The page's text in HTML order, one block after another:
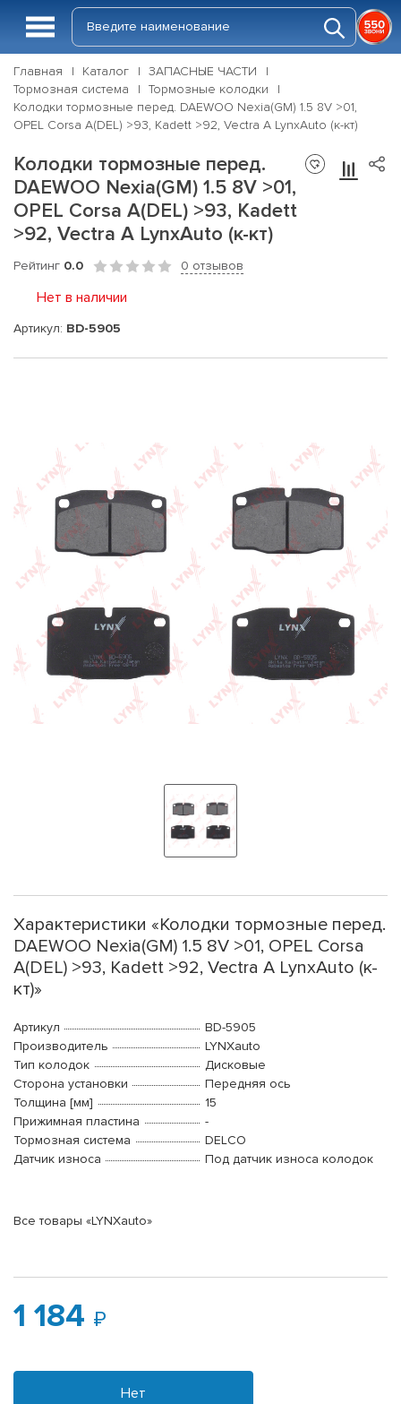
Главная Каталог
ЗАПАСНЫЕ ЧАСТИ
Тормозная система
Тормозные колодки
Колодки тормозные перед. DAEWOO Nexia(GM) 1.5 8V >01,
OPEL Corsa A(DEL) >93, Kadett >92, Vectra A LynxAuto (к-кт)
Колодки тормозные перед.
DAEWOO Nexia(GM) 1.5 8V >01,
OPEL Corsa A(DEL) >93, Kadett
>92, Vectra A LynxAuto (к-кт)
Рейтинг 0.0 0 отзывов
Нет в наличии
Артикул: BD-5905
Характеристики «Колодки тормозные перед.
DAEWOO Nexia(GM) 1.5 8V >01, OPEL Corsa
A(DEL) >93, Kadett >92, Vectra A LynxAuto (к-
кт)»
Артикул
BD-5905
Производитель
LYNXauto
Тип колодок
Дисковые
Сторона установки
Передняя ось
Толщина [мм]
15
Прижимная пластина
-
Тормозная система
DELCO
Датчик износа
Под датчик износа колодок
Все товары «LYNXauto»
1 184
Нет